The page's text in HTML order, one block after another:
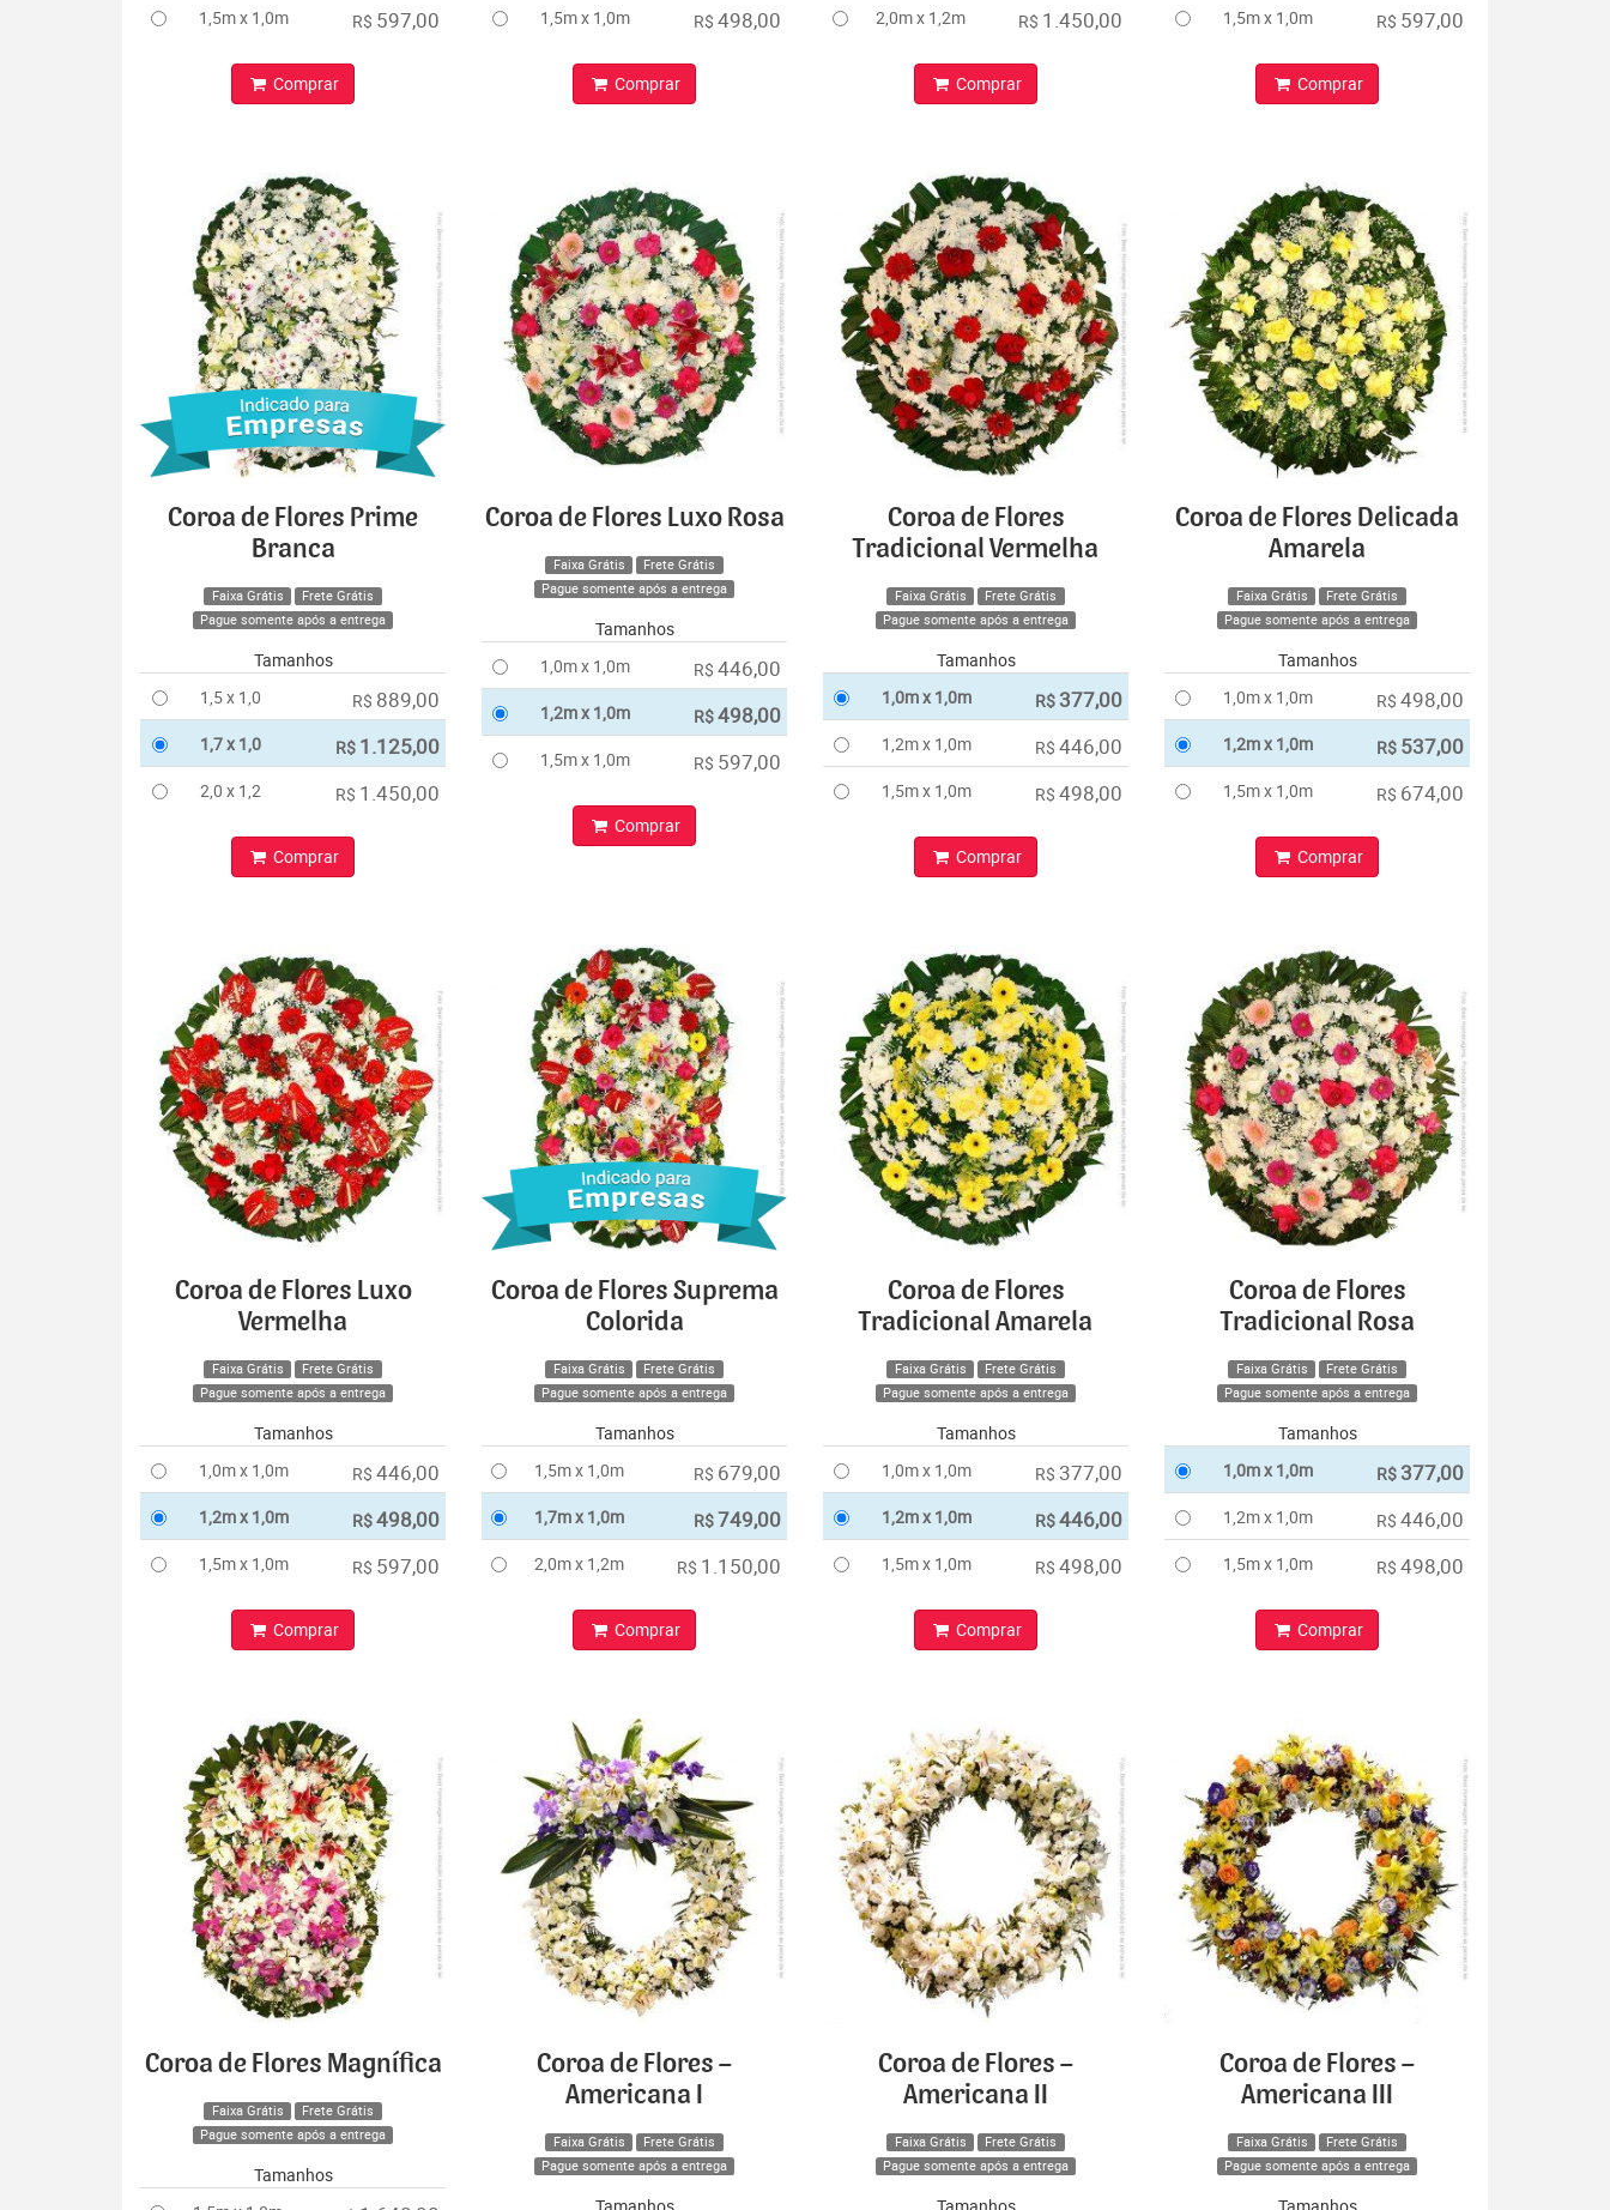
1,5m x 1,0m R$ 597,00
Comprar
1,5m x 1,0m R$ 498,00
Comprar
2,0m x 1,2m R$ 1.450,00
Comprar
1,5m x 1,0m R$ 597,00
Comprar
Coroa de Flores Prime
Branca
Faixa Grátis
Frete Grátis
Pague somente após a entrega
Tamanhos
1,5 x 1,0
R$ 889,00
1,7 x 1,0 R$ 1.125,00
2,0 x 1,2 R$ 1.450,00
Comprar
Coroa de Flores Luxo Rosa
Faixa Grátis
Frete Grátis
Pague somente após a entrega
Tamanhos
1,0m x 1,0m
R$ 446,00
1,2m x 1,0m R$498,00
1,5m x 1,0m R$ 597,00
Comprar
Coroa de Flores
Tradicional Vermelha
Faixa Grátis
Frete Grátis
Pague somente após a entrega
Tamanhos
1,0m x 1,0m
R$ 377,00
1,2m x 1,0m R$ 446,00
1,5m x 1,0m R$ 498,00
Comprar
Coroa de Flores Delicada
Amarela
Faixa Grátis
Frete Grátis
Pague somente após a entrega
Tamanhos
1,0m x 1,0m
R$ 498,00
1,2m x 1,0m R$ 537,00
1,5m x 1,0m R$ 674,00
Comprar
Coroa de Flores Luxo
Vermelha
Faixa Grátis
Frete Grátis
Pague somente após a entrega
Tamanhos
1,0m x 1,0m
R$ 446,00
1,2m x 1,0m R$498,00
1,5m x 1,0m R$ 597,00
Comprar
Coroa de Flores Suprema
Colorida
Faixa Grátis
Frete Grátis
Pague somente após a entrega
Tamanhos
1,5m x 1,0m
R$ 679,00
1,7m x 1,0m R$749,00
2,0m x 1,2m R$ 1.150,00
Comprar
Coroa de Flores
Tradicional Amarela
Faixa Grátis
Frete Grátis
Pague somente após a entrega
Tamanhos
1,0m x 1,0m
R$ 377,00
1,2m x 1,0m R$446,00
1,5m x 1,0m R$ 498,00
Comprar
Coroa de Flores
Tradicional Rosa
Faixa Grátis
Frete Grátis
Pague somente após a entrega
Tamanhos
1,0m x 1,0m
R$ 377,00
1,2m x 1,0m R$ 446,00
1,5m x 1,0m R$ 498,00
Comprar
Coroa de Flores Magnífica
Faixa Grátis
Frete Grátis
Pague somente após a entrega
Tamanhos
Coroa de Flores –
Americana I
Faixa Grátis
Frete Grátis
Pague somente após a entrega
Coroa de Flores –
Americana II
Faixa Grátis
Frete Grátis
Pague somente após a entrega
Coroa de Flores –
Americana III
Faixa Grátis
Frete Grátis
Pague somente após a entrega